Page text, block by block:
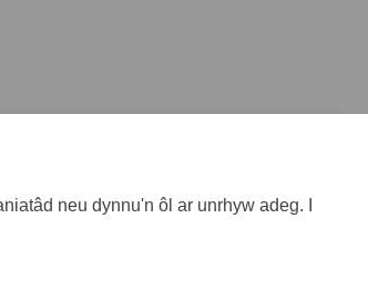
neu dynnu'n ôl ar unrhyw adeg. I